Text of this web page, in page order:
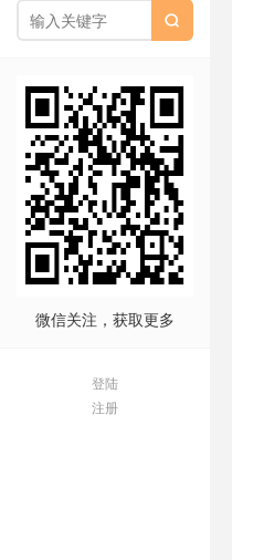

微信关注，获取更多
登陆
注册